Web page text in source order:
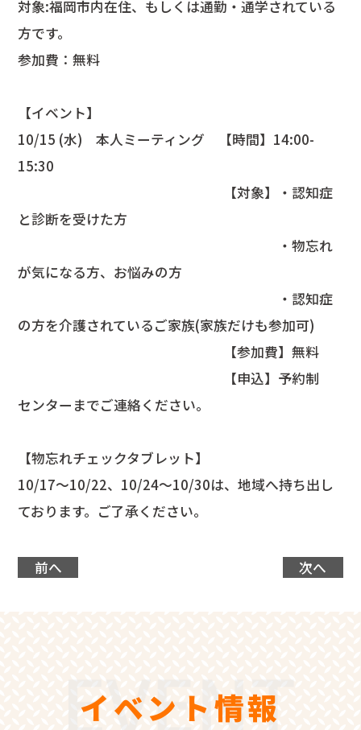
対象:福岡市内在住、もしくは通勤・通学されている
方です。
参加費：無料
【イベント】
10/15 (水) 本人ミーティング 【時間】14:00-
15:30
【対象】・認知症
と診断を受けた方
・物忘れ
が気になる方、お悩みの方
・認知症
の方を介護されているご家族(家族だけも参加可)
【参加費】無料
【申込】予約制
センターまでご連絡ください。
【物忘れチェックタブレット】
10/17～10/22、10/24～10/30は、地域へ持ち出し
ております。ご了承ください。
前へ 次へ
イベント情報